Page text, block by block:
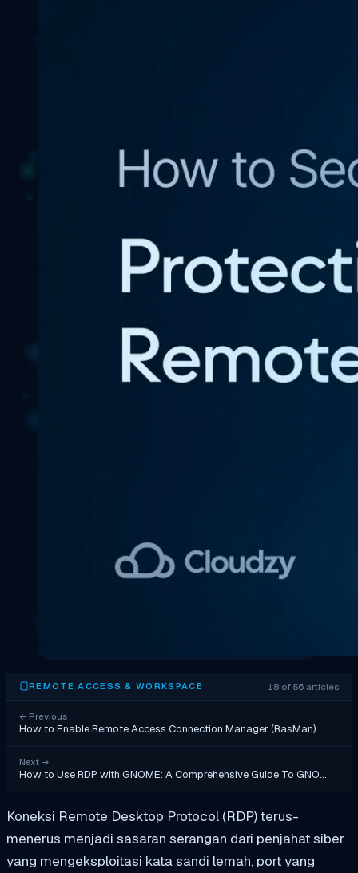
REMOTE ACCESS & WORKSPACE 18 of 56 articles
← Previous
How to Enable Remote Access Connection Manager (RasMan)
Next →
How to Use RDP with GNOME: A Comprehensive Guide To GNO…
Koneksi Remote Desktop Protocol (RDP) terus-
menerus menjadi sasaran serangan dari penjahat siber
yang mengeksploitasi kata sandi lemah, port yang